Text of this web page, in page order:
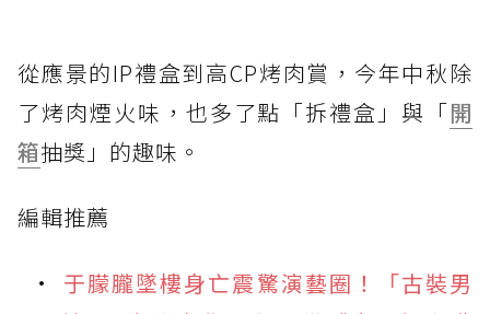
從應景的IP禮盒到高CP烤肉賞，今年中秋除
了烤肉煙火味，也多了點「拆禮盒」與「開
箱抽獎」的趣味。
編輯推薦
于朦朧墜樓身亡震驚演藝圈！「古裝男